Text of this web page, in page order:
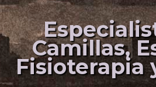
Camillas,
Fisioterapia